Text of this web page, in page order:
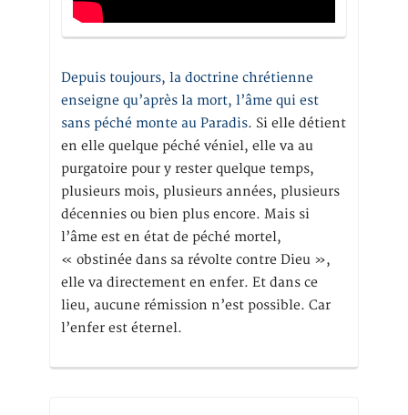
Depuis toujours, la doctrine chrétienne
enseigne qu’après la mort, l’âme qui est
sans péché monte au Paradis. Si elle détient
en elle quelque péché véniel, elle va au
purgatoire pour y rester quelque temps,
plusieurs mois, plusieurs années, plusieurs
décennies ou bien plus encore. Mais si
l’âme est en état de péché mortel,
« obstinée dans sa révolte contre Dieu »,
elle va directement en enfer. Et dans ce
lieu, aucune rémission n’est possible. Car
l’enfer est éternel.